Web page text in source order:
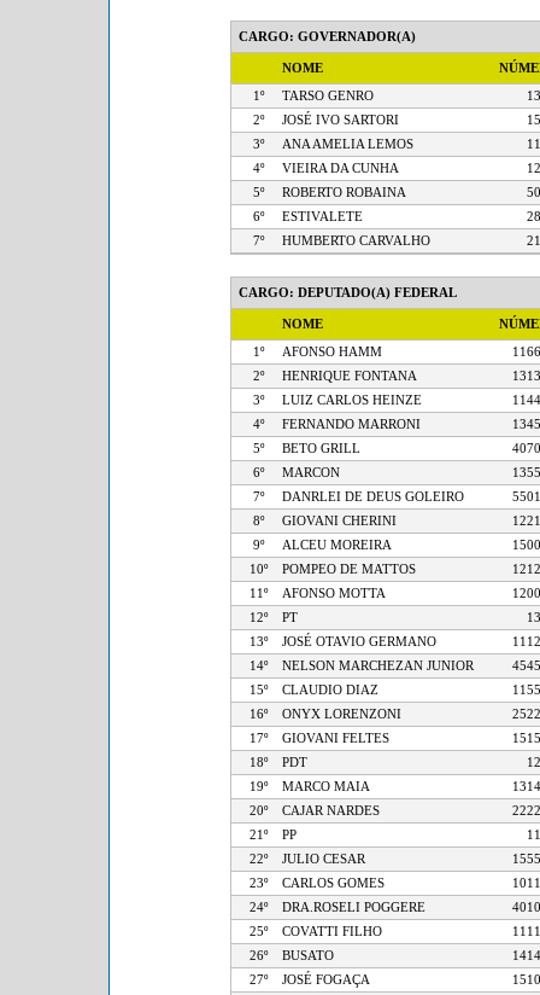
CARGO: GOVERNADOR(A)
NOME
1º TARSO GENRO
2º
JOSÉ IVO SARTORI
3º
ANA AMELIA LEMOS
4º
VIEIRA DA CUNHA
5º
ROBERTO ROBAINA
6º
ESTIVALETE
7º
HUMBERTO CARVALHO
CARGO: DEPUTADO(A) FEDERAL
NOME
1º AFONSO HAMM
2º
HENRIQUE FONTANA
3º
LUIZ CARLOS HEINZE
4º
FERNANDO MARRONI
5º
BETO GRILL
6º
MARCON
7º
DANRLEI DE DEUS GOLEIRO
8º
GIOVANI CHERINI
9º
ALCEU MOREIRA
10º
POMPEO DE MATTOS
11º
AFONSO MOTTA
12º
PT
13º
JOSÉ OTAVIO GERMANO
14º
NELSON MARCHEZAN JUNIOR
15º
CLAUDIO DIAZ
16º
ONYX LORENZONI
17º
GIOVANI FELTES
18º
PDT
19º
MARCO MAIA
20º
CAJAR NARDES
21º
PP
22º
JULIO CESAR
23º
CARLOS GOMES
24º
DRA.ROSELI POGGERE
25º
COVATTI FILHO
26º
BUSATO
27º
JOSÉ FOGAÇA